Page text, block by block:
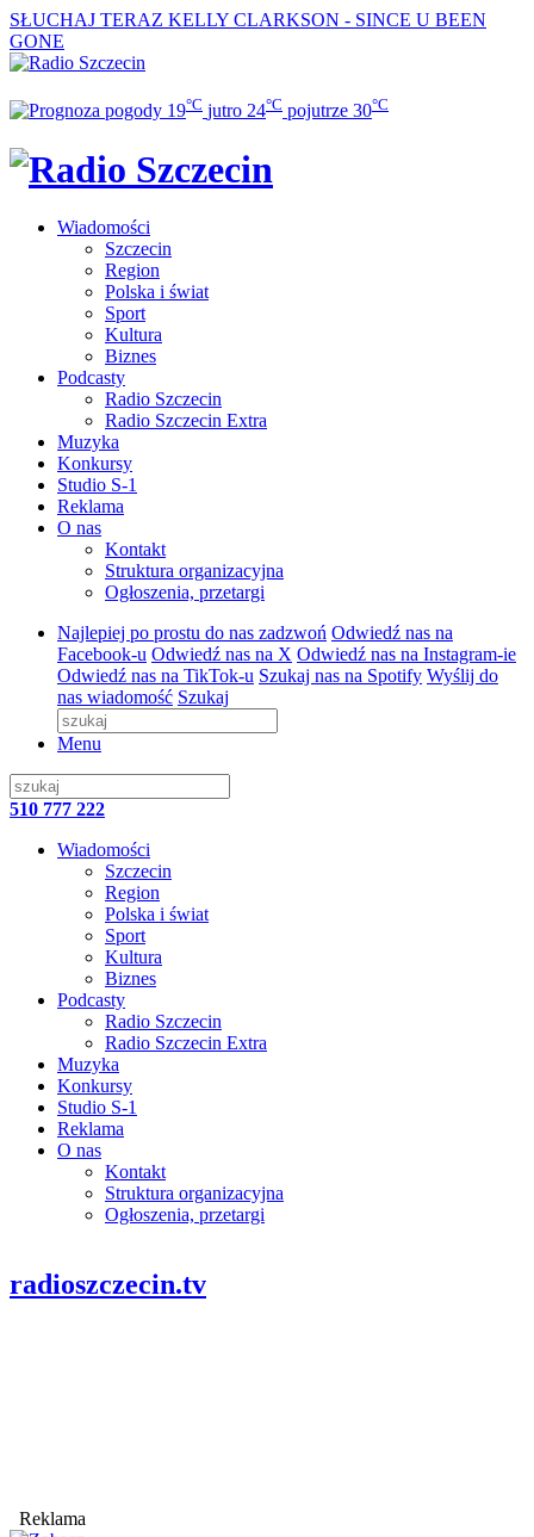
SŁUCHAJ TERAZ KELLY CLARKSON - SINCE U BEEN
GONE
19°C jutro 24°C pojutrze 30°C
Wiadomości
Szczecin
Region
Polska i świat
Sport
Kultura
Biznes
Podcasty
Radio Szczecin
Radio Szczecin Extra
Muzyka
Konkursy
Studio S-1
Reklama
O nas
Kontakt
Struktura organizacyjna
Ogłoszenia, przetargi
Najlepiej po prostu do nas zadzwoń Odwiedź nas na
Facebook-u Odwiedź nas na X Odwiedź nas na Instagram-ie
Odwiedź nas na TikTok-u Szukaj nas na Spotify Wyślij do
nas wiadomość Szukaj
Menu
510 777 222
Wiadomości
Szczecin
Region
Polska i świat
Sport
Kultura
Biznes
Podcasty
Radio Szczecin
Radio Szczecin Extra
Muzyka
Konkursy
Studio S-1
Reklama
O nas
Kontakt
Struktura organizacyjna
Ogłoszenia, przetargi
radioszczecin.tv
Reklama